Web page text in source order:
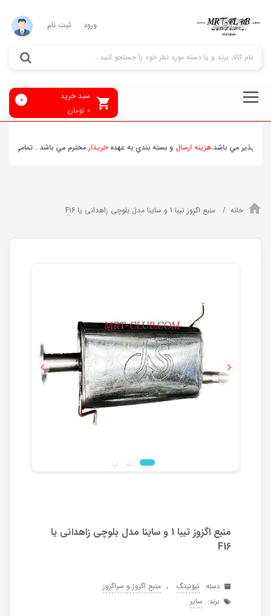
ورود ثبت نام
سبد خرید
0 تومان
0
پذير مي باشد.هزينه ارسالو بسته بندي به عهدهخريدارمحترم مي باشد . تمامي
خانه منبع اگزوز تیبا 1 و ساینا مدل بلوچی زاهدانی یا F16
Previous Next
منبع اگزوز تیبا 1 و ساینا مدل بلوچی زاهدانی یا
F16
دسته: تیونینگ , منبع اگزوز و سراگزوز
برند: سایر